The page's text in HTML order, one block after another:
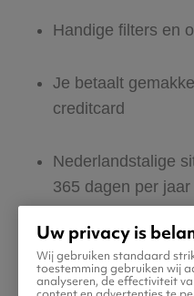
Handige filters en
Je betaalt
creditcard
Nederlandstalige
365 dagen per
Zeker van veilig
Boek ook direct
Uw privacy is
Wij gebruiken standaard
toestemming gebruiken wij
analyseren, de effectiviteit